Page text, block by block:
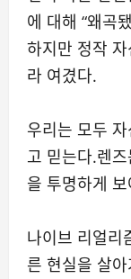
에 대해 “왜곡
하지만 정작 자
라 여겼다.
우리는 모두 자
고 믿는다.렌
을 투명하게
나이브 리얼리
른 현실을 살